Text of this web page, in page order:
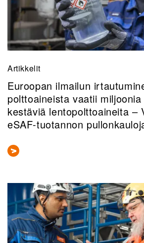
Artikkelit
Euroopan ilmailun
polttoaineista vaatii
kestäviä lentopolttoaineita –
eSAF-tuotannon